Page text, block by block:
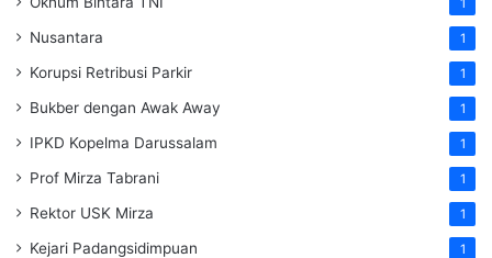
Nusantara 1
Korupsi Retribusi Parkir 1
Bukber dengan Awak Away 1
IPKD Kopelma Darussalam 1
Prof Mirza Tabrani 1
Rektor USK Mirza 1
Kejari Padangsidimpuan 1